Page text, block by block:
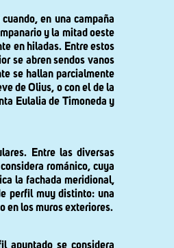
en una campaña
y la mitad oeste
en hiladas. Entre estos
se abren sendos vanos
se hallan parcialmente
de Olius, o con el de la
Eulalia de Timoneda y
Entre las diversas
románico, cuya
la fachada meridional,
perfil muy distinto: una
en los muros exteriores.